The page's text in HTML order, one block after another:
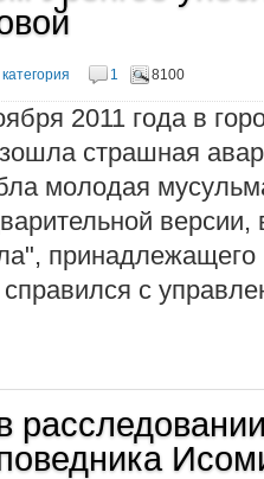
1 8100
2011 года в
страшная
молодая
версии,
с